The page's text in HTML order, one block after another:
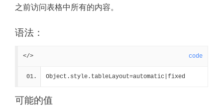
之前访问表格中所有的内容。
语法：
</> code
Object.style.tableLayout=automatic|fixed
可能的值